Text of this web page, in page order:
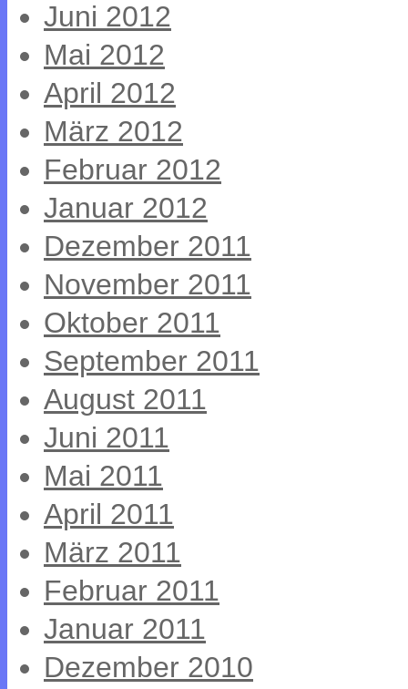
Juni 2012
Mai 2012
April 2012
März 2012
Februar 2012
Januar 2012
Dezember 2011
November 2011
Oktober 2011
September 2011
August 2011
Juni 2011
Mai 2011
April 2011
März 2011
Februar 2011
Januar 2011
Dezember 2010